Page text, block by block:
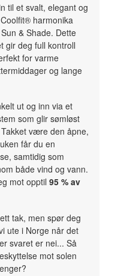
til et svalt, elegant og
harmonika
& Shade. Dette
gir deg full kontroll
for varme
og lange
ut og inn via et
som glir sømløst
være den åpne,
får du en
samtidig som
både vind og vann.
mot opptil95 % av
tak, men spør deg
ute i Norge når det
svaret er nei... Så
mot solen